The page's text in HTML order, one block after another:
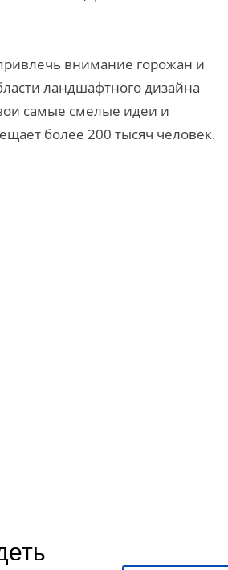
внимание горожан и
ландшафтного дизайна
самые смелые идеи и
более 200 тысяч человек.